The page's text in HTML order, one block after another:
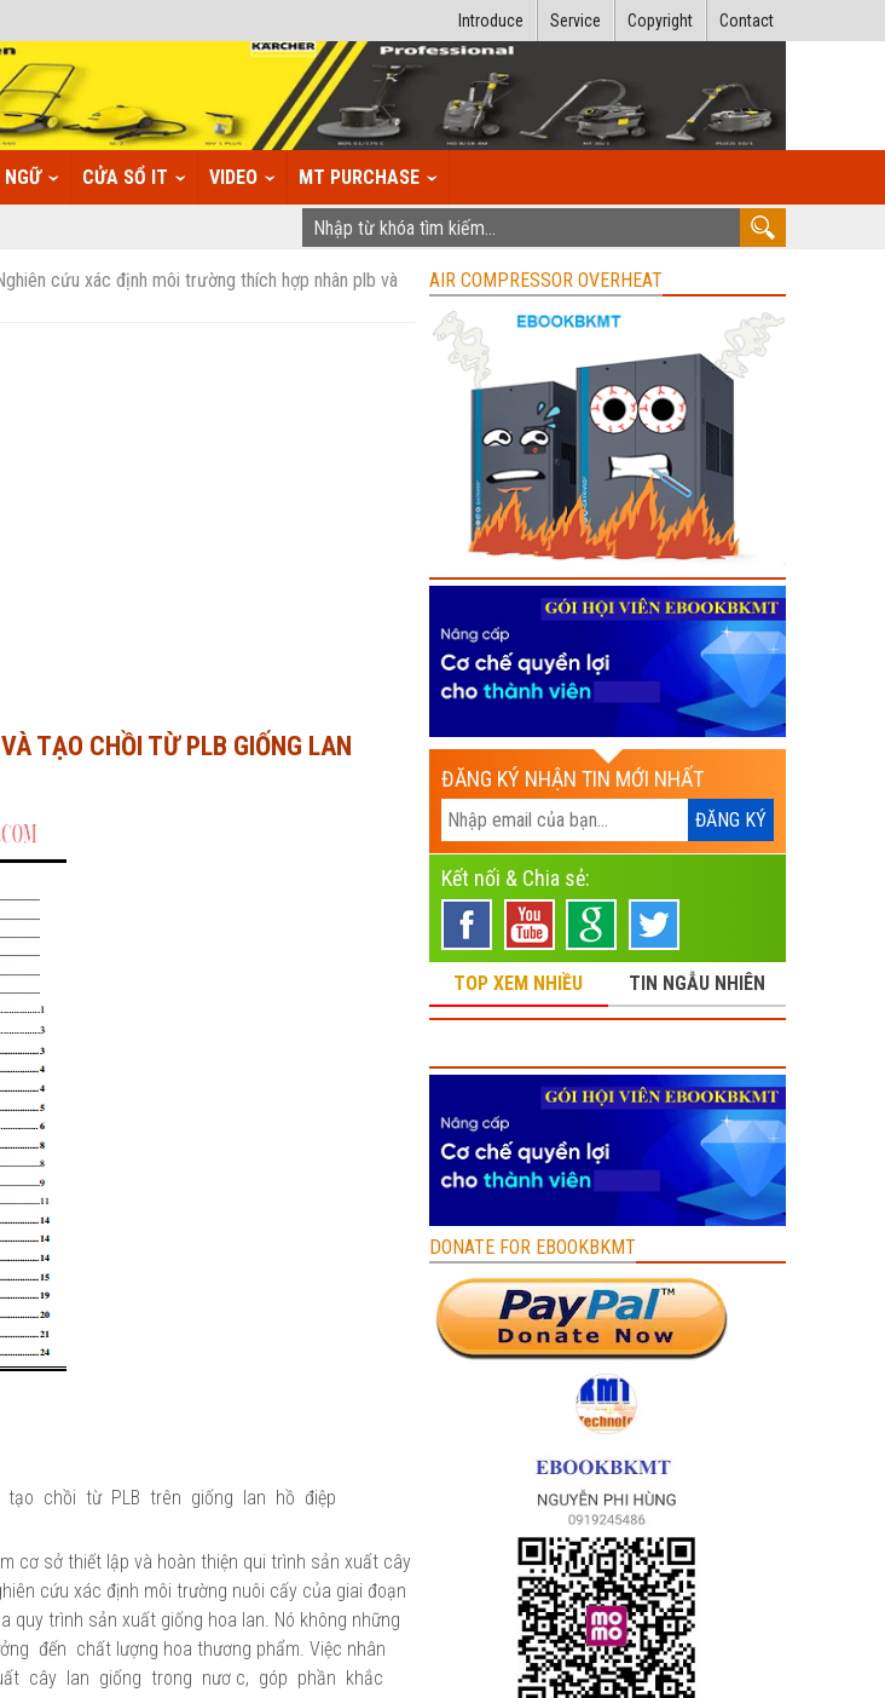
Contact
Copyright
Service
Introduce
NGỮ CỬA SỔ IT VIDEO MT PURCHASE
cứu xác định môi trường thích hợp nhân plb và
TẠO CHỒI TỪ PLB GIỐNG LAN
chồi từ PLB trên giống lan hồ điệp
cơ sở thiết lập và hoàn thiện qui trình sản xuất cây
cứu xác định môi trường nuôi cấy của giai đoạn
quy trình sản xuất giống hoa lan. Nó không những
đến chất lượng hoa thương phẩm. Việc nhân
cây lan giống trong nươ c, góp phần khắc
AIR COMPRESSOR OVERHEAT
ĐĂNG KÝ NHẬN TIN MỚI NHẤT
Kết nối & Chia sẻ:
TOP XEM NHIỀU TIN NGẪU NHIÊN
DONATE FOR EBOOKBKMT